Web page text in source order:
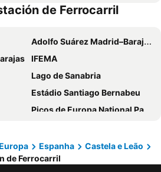
Residencia Diego Martinez
de Ferrocarril
Adolfo Suárez Madrid–Barajas Airport
IFEMA
Lago de Sanabria
Estádio Santiago Bernabeu
Picos de Europa National Park
Barajas
Parque Natural do Montesinho
Espanha
Castela e Leão
de Ferrocarril